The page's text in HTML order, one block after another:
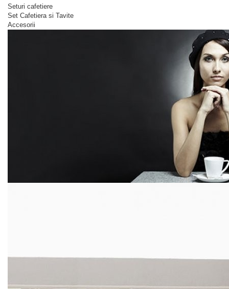
Seturi cafetiere
Set Cafetiera si Tavite
Accesorii